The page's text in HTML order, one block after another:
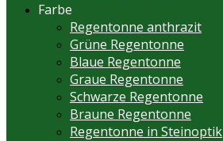
Farbe
Regentonne anthrazit
Grüne Regentonne
Blaue Regentonne
Graue Regentonne
Schwarze Regentonne
Braune Regentonne
Regentonne in Steinoptik